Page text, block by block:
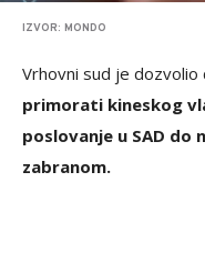
IZVOR: MONDO
Vrhovni sud je dozvolio
primorati kineskog
poslovanje u SAD do
zabranom.